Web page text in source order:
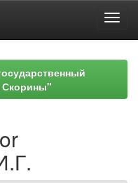
Скорины"